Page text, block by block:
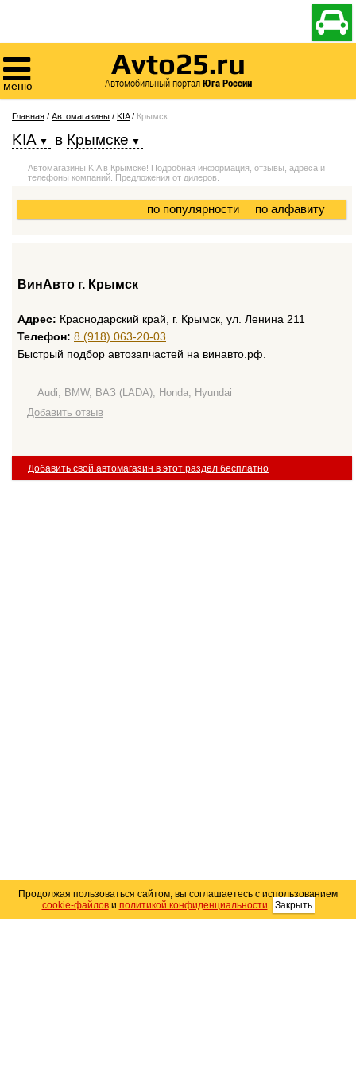


меню
Avto25.ru
Автомобильный порталЮга России
Главная / Автомагазины / KIA/ Крымск
KIA в Крымске
Автомагазины KIA в Крымске! Подробная информация, отзывы, адреса и
телефоны компаний. Предложения от дилеров.
по алфавиту
по популярности
ВинАвто г. Крымск
Адрес: Краснодарский край, г. Крымск, ул. Ленина 211
Телефон: 8 (918) 063-20-03
Быстрый подбор автозапчастей на винавто.рф.
Audi, BMW, ВАЗ (LADA), Honda, Hyundai
Добавить отзыв
Добавить свой автомагазин в этот раздел бесплатно
Продолжая пользоваться сайтом, вы соглашаетесь с использованием
cookie-файлови политикой конфиденциальности. Закрыть